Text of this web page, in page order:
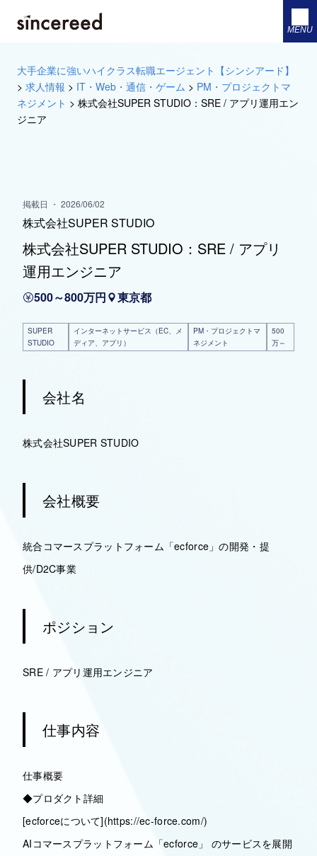
MENU
大手企業に強いハイクラス転職エージェント【シンシアード】
> 求人情報 > IT・Web・通信・ゲーム > PM・プロジェクトマ
ネジメント > 株式会社SUPER STUDIO：SRE / アプリ運用エン
ジニア
掲載日 ・ 2026/06/02
株式会社SUPER STUDIO
株式会社SUPER STUDIO：SRE / アプリ
運用エンジニア
500～800万円 東京都
SUPER
STUDIO
インターネットサービス（EC、メ
ディア、アプリ）
PM・プロジェクトマ
ネジメント
500
万～
会社名
株式会社SUPER STUDIO
会社概要
統合コマースプラットフォーム「ecforce」の開発・提
供/D2C事業
ポジション
SRE / アプリ運用エンジニア
仕事内容
仕事概要
◆プロダクト詳細
[ecforceについて](https://ec-force.com/)
AIコマースプラットフォーム「ecforce」 のサービスを展開